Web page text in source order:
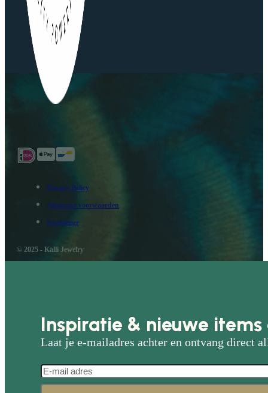
Privacy Policy
Algemene voorwaarden
Disclaimer
© 2025 - Kalli Jewelry
Inspiratie & nieuwe
Laat je e-mailadres achter en ontvang direct